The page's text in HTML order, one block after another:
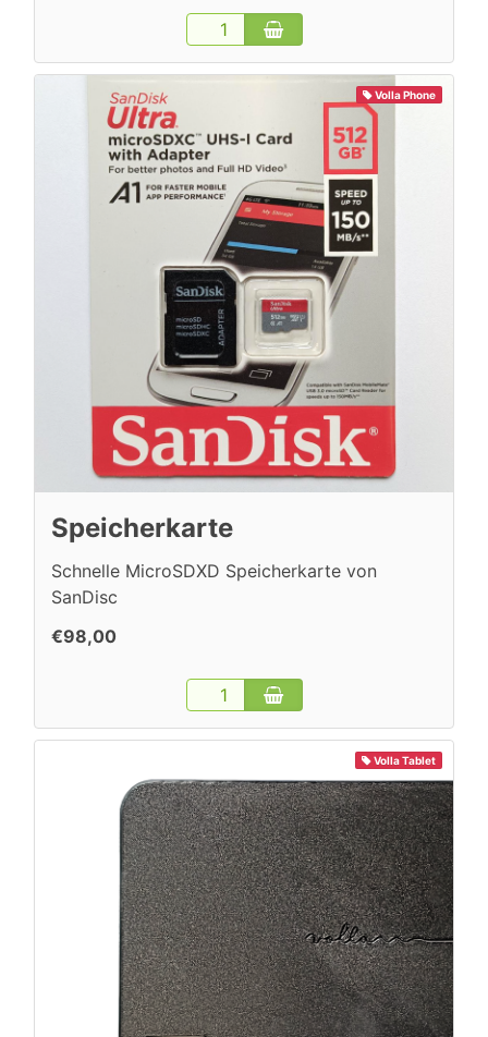
Volla Phone
Speicherkarte
Schnelle MicroSDXD Speicherkarte von
SanDisc
€98,00
Volla Tablet